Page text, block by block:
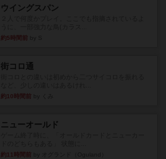
ウイングスパン
約5時間前
街コロ通
約10時間前
ニューオールド
約11時間前